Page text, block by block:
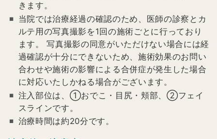
きます。
当院では治療経過の確認のため、医師の診察とカ
ルテ用の写真撮影を1回の施術ごとに行っており
ます。 写真撮影の同意がいただけない場合には経
過確認が十分にできないため、施術効果のお問い
合わせや施術の影響による合併症が発生した場合
に対応いたしかねる場合がございます。
注入部位は、①おでこ・目尻・頬部、②フェイ
スラインです。
治療時間は約20分です。